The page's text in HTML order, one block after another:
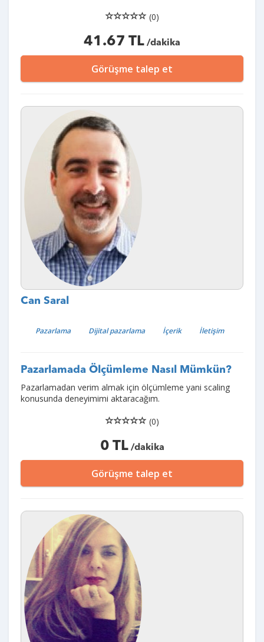
(0)
41.67 TL /dakika
Görüşme talep et
Can Saral
Pazarlama Dijital pazarlama İçerik İletişim
Pazarlamada Ölçümleme Nasıl Mümkün?
Pazarlamadan verim almak için ölçümleme yani scaling
konusunda deneyimimi aktaracağım.
(0)
0 TL/dakika
Görüşme talep et